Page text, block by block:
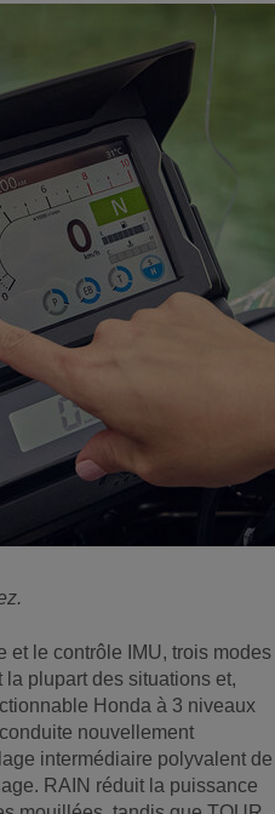
et le contrôle IMU, trois modes
plupart des situations et,
Honda à 3 niveaux
nouvellement
intermédiaire polyvalent de
RAIN réduit la puissance